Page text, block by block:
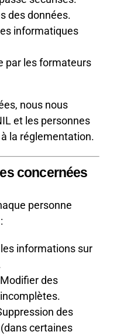
des données.
informatiques
par les formateurs
nous nous
et les personnes
la réglementation.
concernées
personne
informations sur
des
des
certaines